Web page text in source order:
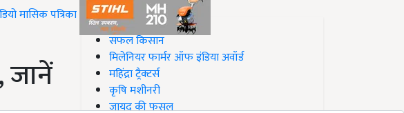
मासिक पत्रिका
जानें
#Top on Krishi Jagran
सफल किसान
मिलेनियर फार्मर ऑफ इंडिया अवॉर्ड
महिंद्रा ट्रैक्टर्स
कृषि मशीनरी
जायद की फसल